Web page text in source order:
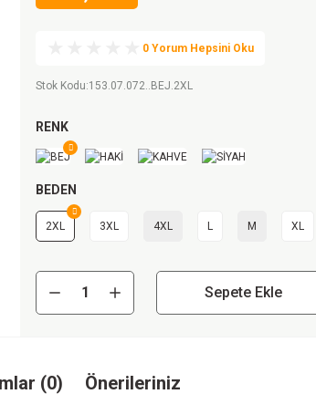
0 Yorum Hepsini Oku
Stok Kodu:153.07.072..BEJ.2XL
RENK
BEDEN
2XL 3XL 4XL L M XL
Sepete Ekle
(0) Önerileriniz